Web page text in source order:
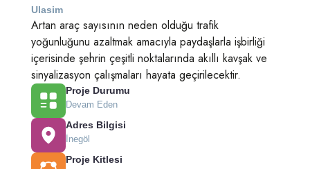
Ulasim
Artan araç sayısının neden olduğu trafik
yoğunluğunu azaltmak amacıyla paydaşlarla işbirliği
içerisinde şehrin çeşitli noktalarında akıllı kavşak ve
sinyalizasyon çalışmaları hayata geçirilecektir.
Proje Durumu
Devam Eden
Adres Bilgisi
İnegöl
Proje Kitlesi